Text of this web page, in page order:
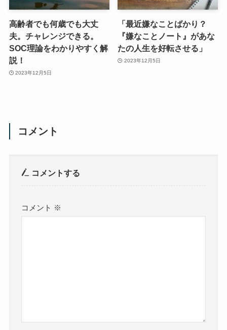
高齢者でも何歳でも大丈
夫。チャレンジできる。
SOC理論をわかりやすく解
説！
2023年12月5日
「最近嫌なことばかり？
『嫌なことノート』があな
たの人生を好転させる」
2023年12月5日
コメント
コメントする
コメント ※